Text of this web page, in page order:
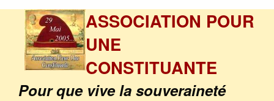
ASSOCIATION POUR
UNE
CONSTITUANTE
Pour que vive la souveraineté